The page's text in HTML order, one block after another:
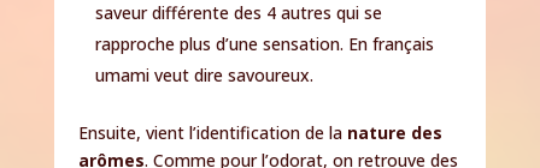
saveur différente des 4 autres qui se
rapproche plus d’une sensation. En français
umami veut dire savoureux.
Ensuite, vient l’identification de la nature des
arômes. Comme pour l’odorat, on retrouve des